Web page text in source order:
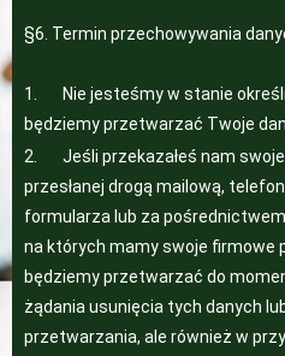
§6. Termin przechowywania
1. Nie jesteśmy w stanie
będziemy przetwarzać Twoje
2. Jeśli przekazałeś nam
przesłanej drogą mailową,
formularza lub za
na których mamy swoje firmowe
będziemy przetwarzać do
żądania usunięcia tych danych
przetwarzania, ale również w